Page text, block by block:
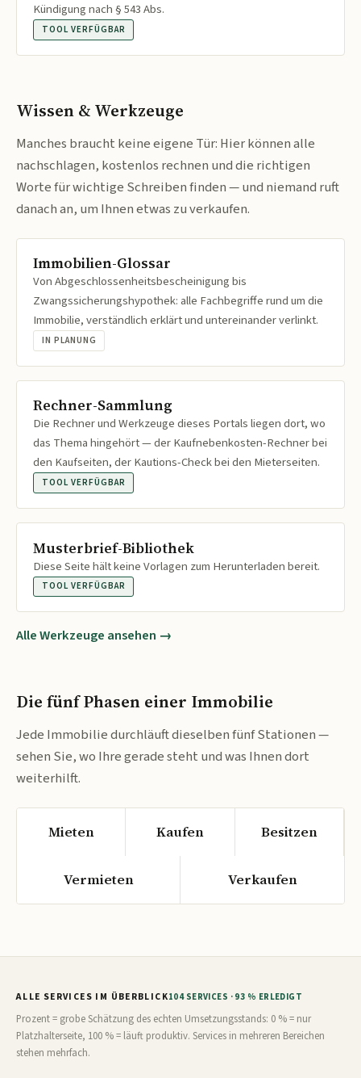
Kündigung nach § 543 Abs.
TOOL VERFÜGBAR
Wissen & Werkzeuge
Manches braucht keine eigene Tür: Hier können alle
nachschlagen, kostenlos rechnen und die richtigen
Worte für wichtige Schreiben finden — und niemand ruft
danach an, um Ihnen etwas zu verkaufen.
Immobilien-Glossar
Von Abgeschlossenheitsbescheinigung bis
Zwangssicherungshypothek: alle Fachbegriffe rund um die
Immobilie, verständlich erklärt und untereinander verlinkt.
IN PLANUNG
Rechner-Sammlung
Die Rechner und Werkzeuge dieses Portals liegen dort, wo
das Thema hingehört — der Kaufnebenkosten-Rechner bei
den Kaufseiten, der Kautions-Check bei den Mieterseiten.
TOOL VERFÜGBAR
Musterbrief-Bibliothek
Diese Seite hält keine Vorlagen zum Herunterladen bereit.
TOOL VERFÜGBAR
Alle Werkzeuge ansehen →
Die fünf Phasen einer Immobilie
Jede Immobilie durchläuft dieselben fünf Stationen —
sehen Sie, wo Ihre gerade steht und was Ihnen dort
weiterhilft.
Mieten Kaufen Besitzen
Vermieten Verkaufen
ALLE SERVICES IM ÜBERBLICK104 SERVICES · 93 % ERLEDIGT
Prozent = grobe Schätzung des echten Umsetzungsstands: 0 % = nur
Platzhalterseite, 100 % = läuft produktiv. Services in mehreren Bereichen
stehen mehrfach.